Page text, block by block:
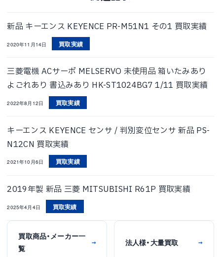
新品 キーエンス KEYENCE PR-M51N1 その1 買取実績
2020年11月14日 買取実績
三菱電機 ACサーボ MELSERVO 未使用品 箱いたみあり
よごれあり 書込みあり HK-ST1024BG7 1/11 買取実績
2022年8月12日 買取実績
キーエンス KEYENCE センサ / 判別変位センサ 新品 PS-
N12CN 買取実績
2021年10月6日 買取実績
2019年製 新品 三菱 MITSUBISHI R61P 買取実績
2025年4月4日 買取実績
買取商品・メーカー一
覧
→ 法人様・大量買取 →